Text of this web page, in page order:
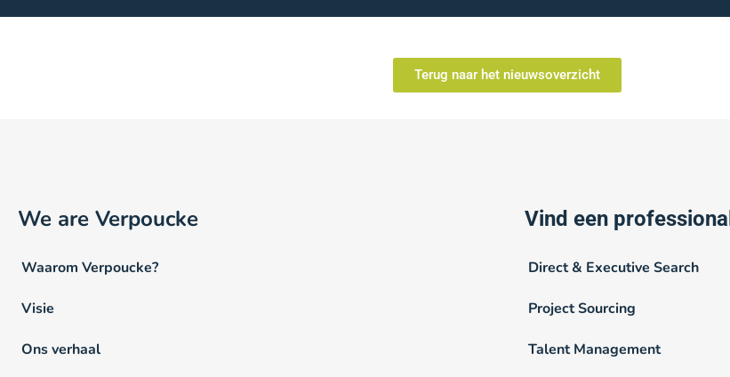
Terug naar het nieuwsoverzicht
We are Verpoucke
Waarom Verpoucke?
Visie
Ons verhaal
Vind een professional
Direct & Executive Search
Project Sourcing
Talent Management